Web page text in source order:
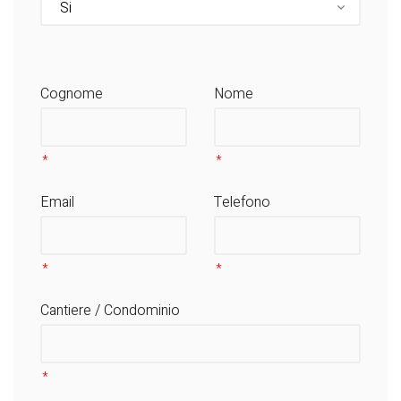
Cognome Nome
Email Telefono
Cantiere / Condominio